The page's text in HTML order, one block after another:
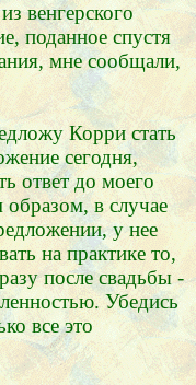
венгерского
поданное спустя
мне сообщали,
Корри стать
сегодня,
ответ до моего
в случае
у нее
на практике то,
после свадьбы -
Убедись
все это